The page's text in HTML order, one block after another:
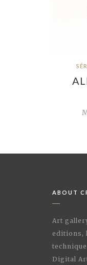
ABOUT
Art
editions,
Digital